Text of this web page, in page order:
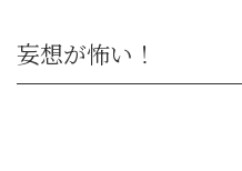
妄想が怖い！